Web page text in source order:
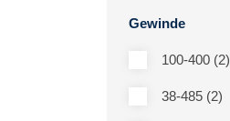
Gewinde
100-400 (2)
38-485 (2)